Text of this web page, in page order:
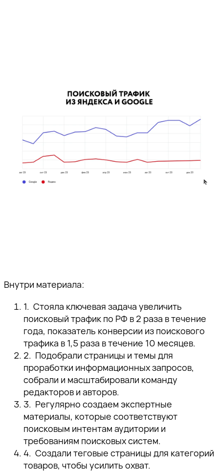
Внутри материала:
Стояла ключевая задача увеличить
поисковый трафик по РФ в 2 раза в течение
года, показатель конверсии из поискового
трафика в 1,5 раза в течение 10 месяцев.
Подобрали страницы и темы для
проработки информационных запросов,
собрали и масштабировали команду
редакторов и авторов.
Регулярно создаем экспертные
материалы, которые соответствуют
поисковым интентам аудитории и
требованиям поисковых систем.
Создали теговые страницы для категорий
товаров, чтобы усилить охват.